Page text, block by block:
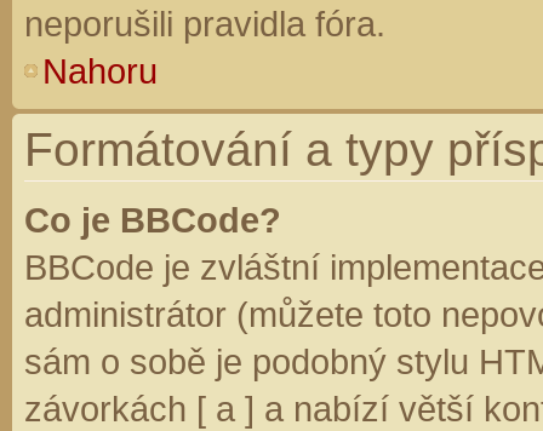
neporušili pravidla fóra.
Nahoru
Formátování a typy
Co je BBCode?
BBCode je zvláštní
administrátor (můžete toto
sám o sobě je podobný stylu
závorkách [ a ] a nabízí větší